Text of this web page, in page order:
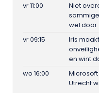
vr 11:00
Niet
wel door
vr 09:15
Iris
en wint
wo 16:00
Utrecht